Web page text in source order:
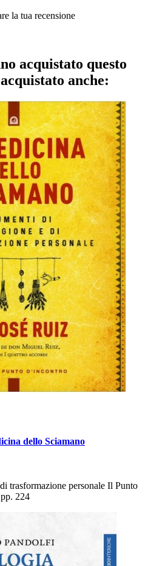
la tua recensione
acquistato questo
anche:
dello Sciamano
trasformazione personale Il Punto
224